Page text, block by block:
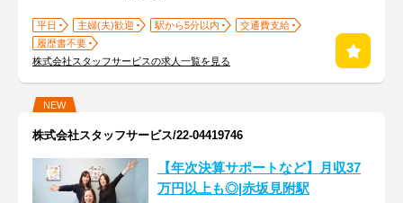
平日 主婦(夫)歓迎 駅から5分以内
交通費支給
履歴書不要
株式会社スタッフサービスの求人一覧を見る
NEW
株式会社スタッフサービス/22-04419746
【年次決算サポートなど】月収37
万円以上も◎|赤坂見附駅